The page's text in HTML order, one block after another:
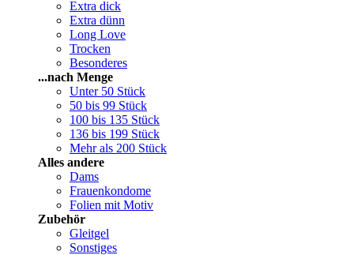
Extra dick
Extra dünn
Long Love
Trocken
Besonderes
...nach Menge
Unter 50 Stück
50 bis 99 Stück
100 bis 135 Stück
136 bis 199 Stück
Mehr als 200 Stück
Alles andere
Dams
Frauenkondome
Folien mit Motiv
Zubehör
Gleitgel
Sonstiges